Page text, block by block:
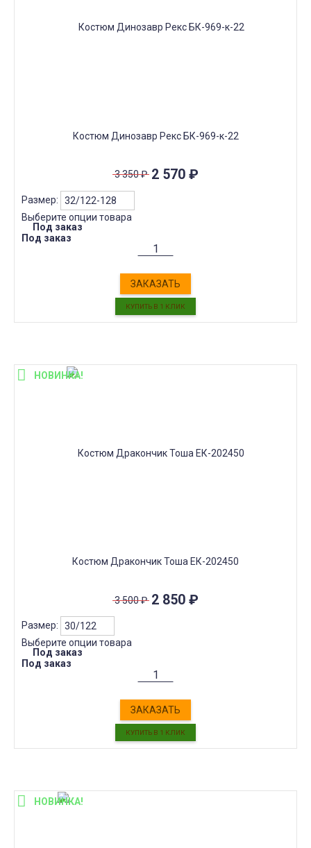
Костюм Динозавр Рекс БК-969-к-22
3 350₽ 2 570 ₽
Размер:
Выберите опции товара
Под заказ
Под заказ
ЗАКАЗАТЬ
Костюм Дракончик Тоша ЕК-202450
3 500₽ 2 850 ₽
Размер:
Выберите опции товара
Под заказ
Под заказ
ЗАКАЗАТЬ
НОВИНКА!
НОВИНКА!